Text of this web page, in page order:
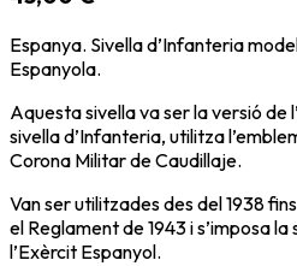
Espanya. Sivella d’Infanteria
Espanyola.
Aquesta sivella va ser la versió de
sivella d’Infanteria, utilitza
Corona Militar de Caudillaje.
Van ser utilitzades des del 1938
el Reglament de 1943 i s’imposa
l’Exèrcit Espanyol.